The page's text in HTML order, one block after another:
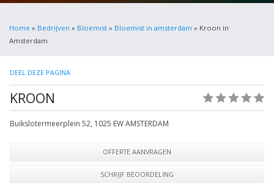
Home » Bedrijven » Bloemist » Bloemist in amsterdam » Kroon in
Amsterdam
DEEL DEZE PAGINA
KROON
Buikslotermeerplein 52, 1025 EWAMSTERDAM
OFFERTE AANVRAGEN
SCHRIJF BEOORDELING